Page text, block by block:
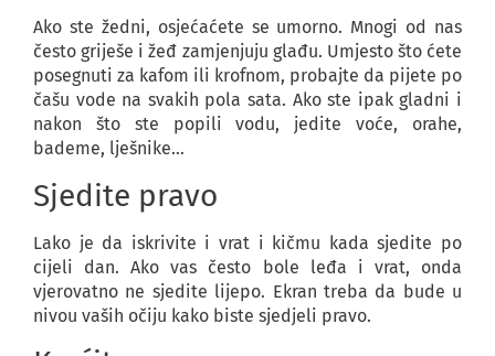
Ako ste žedni, osjećaćete se umorno. Mnogi od nas
često griješe i žeđ zamjenjuju glađu. Umjesto što ćete
posegnuti za kafom ili krofnom, probajte da pijete po
čašu vode na svakih pola sata. Ako ste ipak gladni i
nakon što ste popili vodu, jedite voće, orahe,
bademe, lješnike…
Sjedite pravo
Lako je da iskrivite i vrat i kičmu kada sjedite po
cijeli dan. Ako vas često bole leđa i vrat, onda
vjerovatno ne sjedite lijepo. Ekran treba da bude u
nivou vaših očiju kako biste sjedjeli pravo.